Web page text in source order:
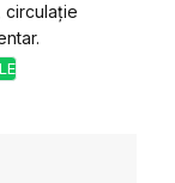
circulație